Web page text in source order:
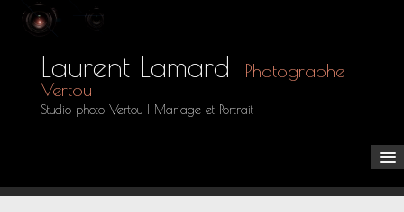
Laurent Lamard
Photographe
Vertou
Studio photo Vertou | Mariage et Portrait